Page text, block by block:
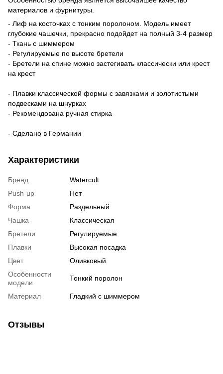
материалов и фурнитуры.
- Лиф на косточках с тонким поролоном. Модель имеет
глубокие чашечки, прекрасно подойдет на полный 3-4 размер
- Ткань с шиммером
- Регулируемые по высоте бретели
- Бретели на спине можно застегивать классически или крест
на крест
- Плавки классической формы с завязками и золотистыми
подвесками на шнурках
- Рекомендована ручная стирка
- Сделано в Германии
Характеристики
Бренд
Watercult
Push-up
Нет
Форма
Раздельный
Чашка
Классическая
Бретели
Регулируемые
Плавки
Высокая посадка
Цвет
Оливковый
Особенности
модели
Тонкий поролон
Материал Гладкий с шиммером
Отзывы